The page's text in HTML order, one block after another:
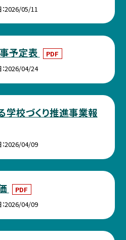
2026/05/11
予定表
PDF
2026/04/24
学校づくり推進事業報
2026/04/09
PDF
2026/04/09